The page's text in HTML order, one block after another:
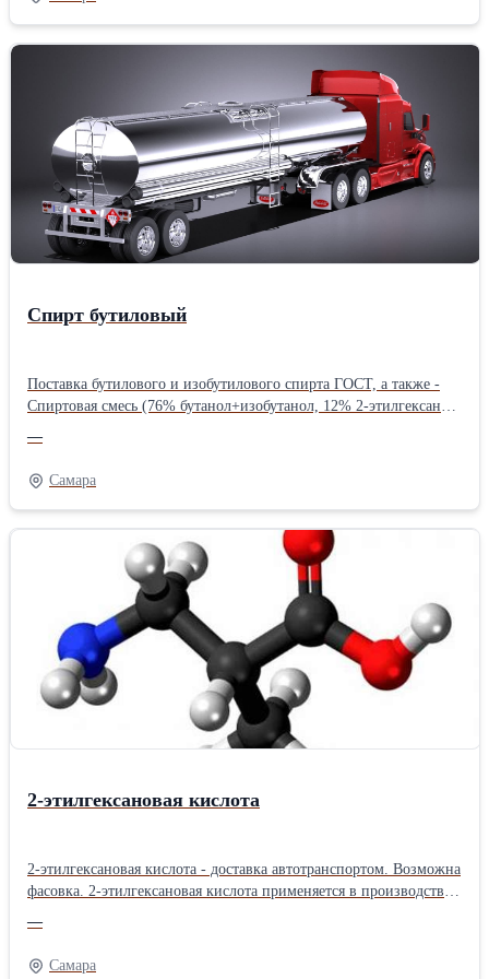
Спирт бутиловый
Поставка бутилового и изобутилового спирта ГОСТ, а также -
Спиртовая смесь (76% бутанол+изобутанол, 12% 2-этилгексанол,
Собственное производство
—
Самара
2-этилгексановая кислота
2-этилгексановая кислота - доставка автотранспортом. Возможна
фасовка. 2-этилгексановая кислота применяется в производстве
процессе получения солей металлов, служащих катализатора- ми
в производстве пластификаторов, и других целей.
—
Самара